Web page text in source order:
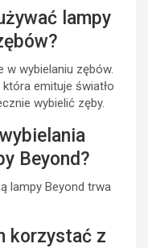
lampy
w wybielaniu zębów.
emituje światło
wybielić zęby.
Beyond?
lampy Beyond trwa
korzystać z